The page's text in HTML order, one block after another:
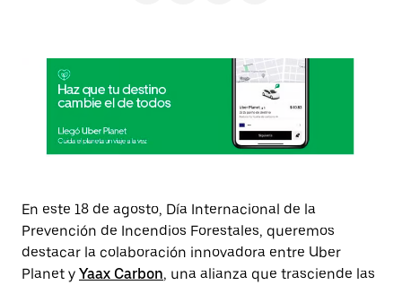
En este 18 de agosto, Día Internacional de la
Prevención de Incendios Forestales, queremos
destacar la colaboración innovadora entre Uber
Planet y Yaax Carbon, una alianza que trasciende las